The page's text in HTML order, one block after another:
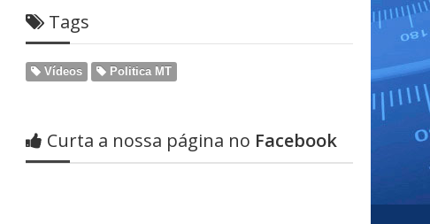
Tags
Vídeos Politica MT
Curta a nossa página no Facebook